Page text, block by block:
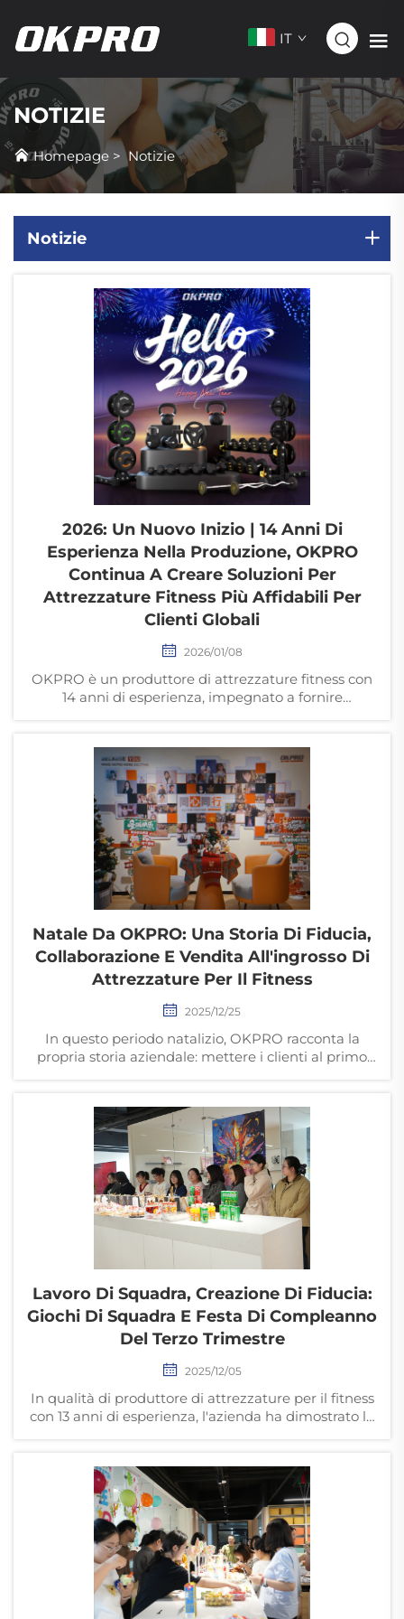
IT
NOTIZIE
Homepage >Notizie
Notizie
2026: Un Nuovo Inizio | 14 Anni Di
Esperienza Nella Produzione, OKPRO
Continua A Creare Soluzioni Per
Attrezzature Fitness Più Affidabili Per
Clienti Globali
2026/01/08
OKPRO è un produttore di attrezzature fitness con
14 anni di esperienza, impegnato a fornire
Natale Da OKPRO: Una Storia Di Fiducia,
Collaborazione E Vendita All'ingrosso Di
Attrezzature Per Il Fitness
2025/12/25
In questo periodo natalizio, OKPRO racconta la
propria storia aziendale: mettere i clienti al primo
commerciale e su soluzioni OEM, offrendo a
palestre e distributori in tutto il mondo partnership
affidabili e durature.
Lavoro Di Squadra, Creazione Di Fiducia:
Giochi Di Squadra E Festa Di Compleanno
Del Terzo Trimestre
2025/12/05
In qualità di produttore di attrezzature per il fitness
con 13 anni di esperienza, l'azienda ha dimostrato la
dipendenti attraverso giochi di team building e una
festa di compleanno nel terzo trimestre.